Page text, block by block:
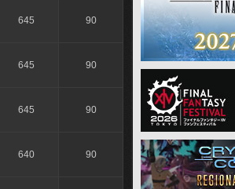
645 90
645 90
645 90
640 90